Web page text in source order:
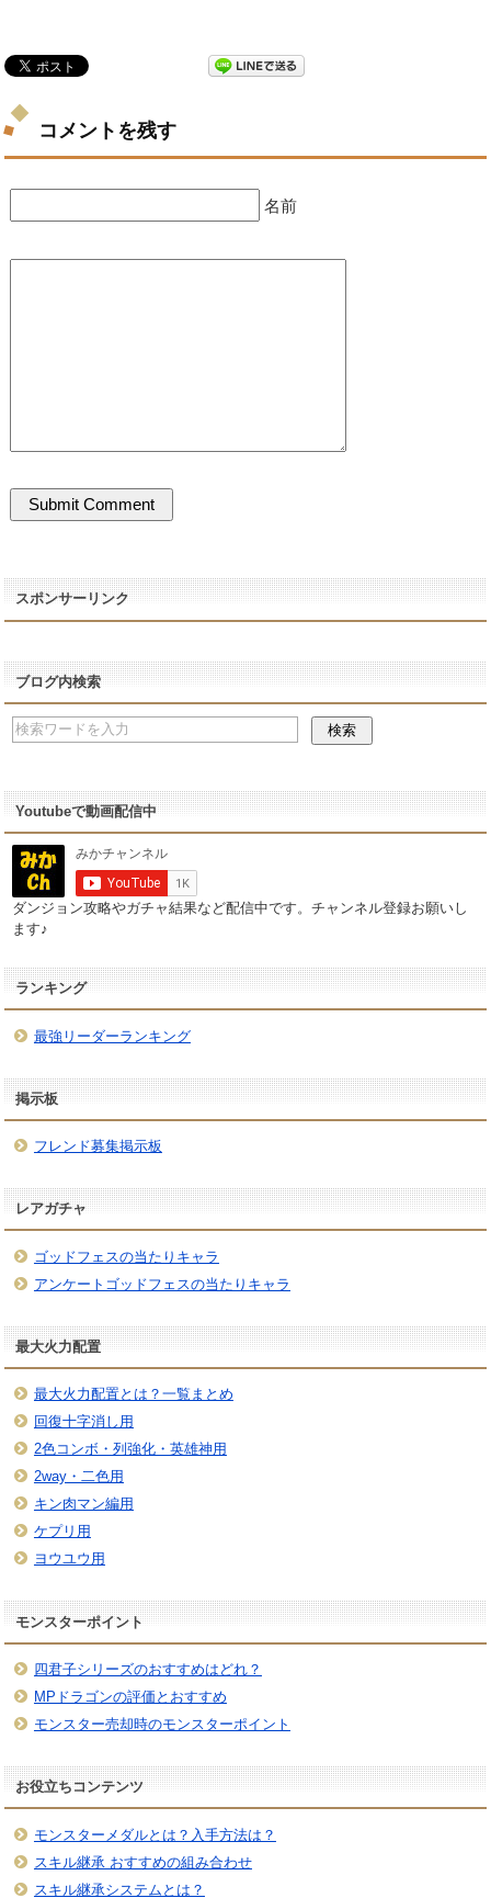
コメントを残す
名前
スポンサーリンク
ブログ内検索
Youtubeで動画配信中
ダンジョン攻略やガチャ結果など配信中です。チャンネル登録お願いし
ます♪
ランキング
最強リーダーランキング
掲示板
フレンド募集掲示板
レアガチャ
ゴッドフェスの当たりキャラ
アンケートゴッドフェスの当たりキャラ
最大火力配置
最大火力配置とは？一覧まとめ
回復十字消し用
2色コンボ・列強化・英雄神用
2way・二色用
キン肉マン編用
ケプリ用
ヨウユウ用
モンスターポイント
四君子シリーズのおすすめはどれ？
MPドラゴンの評価とおすすめ
モンスター売却時のモンスターポイント
お役立ちコンテンツ
モンスターメダルとは？入手方法は？
スキル継承 おすすめの組み合わせ
スキル継承システムとは？